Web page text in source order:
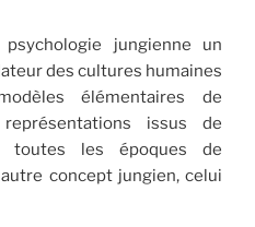
jungienne un
des cultures humaines
élémentaires de
issus de
toutes les époques de
concept jungien, celui